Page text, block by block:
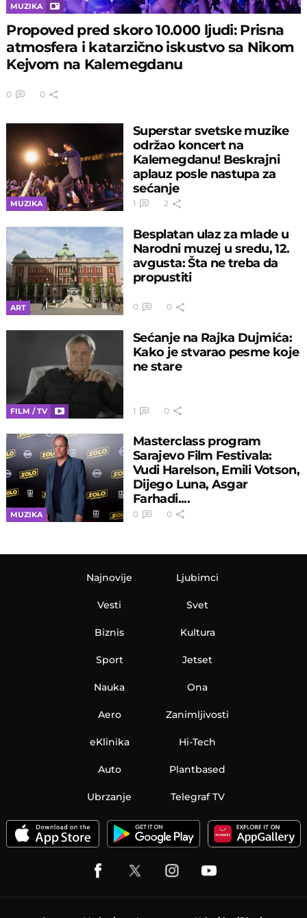
MUZIKA
Propoved pred skoro 10.000 ljudi: Prisna
atmosfera i katarzično iskustvo sa Nikom
Kejvom na Kalemegdanu
0 0
MUZIKA
Superstar svetske muzike
održao koncert na
Kalemegdanu! Beskrajni
aplauz posle nastupa za
sećanje
1 2
ART
Besplatan ulaz za mlade u
Narodni muzej u sredu, 12.
avgusta: Šta ne treba da
propustiti
0 0
FILM / TV
Sećanje na Rajka Dujmića:
Kako je stvarao pesme koje
ne stare
1 0
MUZIKA
Masterclass program
Sarajevo Film Festivala:
Vudi Harelson, Emili Votson,
Dijego Luna, Asgar
Farhadi....
0 0
Najnovije
Vesti
Biznis
Sport
Nauka
Aero
Ljubimci
Svet
Kultura
Jetset
Ona
Zanimljivosti
eKlinika Hi-Tech
Auto Plantbased
Ubrzanje Telegraf TV